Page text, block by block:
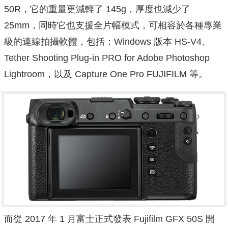
50R，它的重量更減輕了 145g，厚度也減少了
25mm，同時它也支援全片幅模式，可相容於各種專業
級的連線拍攝軟體，包括：Windows 版本 HS-V4、
Tether Shooting Plug-in PRO for Adobe Photoshop
Lightroom，以及 Capture One Pro FUJIFILM 等。
而從 2017 年 1 月富士正式發表 Fujifilm GFX 50S 開